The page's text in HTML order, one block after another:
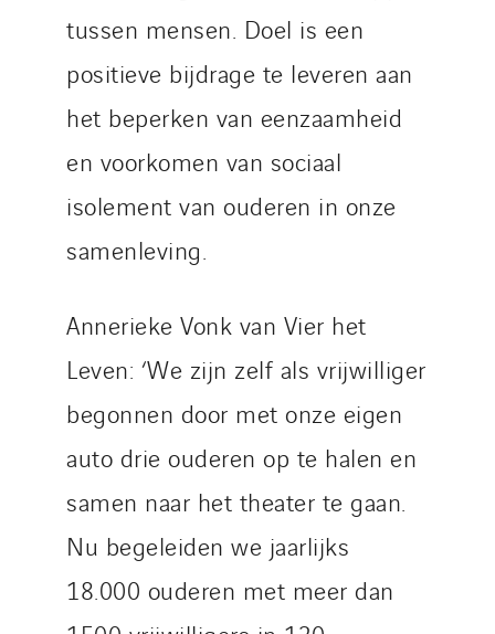
tussen mensen. Doel is een
positieve bijdrage te leveren aan
het beperken van eenzaamheid
en voorkomen van sociaal
isolement van ouderen in onze
samenleving.
Annerieke Vonk van Vier het
Leven: ‘We zijn zelf als vrijwilliger
begonnen door met onze eigen
auto drie ouderen op te halen en
samen naar het theater te gaan.
Nu begeleiden we jaarlijks
18.000 ouderen met meer dan